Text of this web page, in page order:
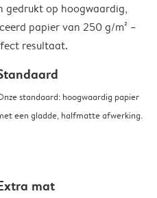
gedrukt op hoogwaardig,
papier van 250 g/m² –
resultaat.
standaard: hoogwaardig papier
een gladde, halfmatte afwerking.
mat